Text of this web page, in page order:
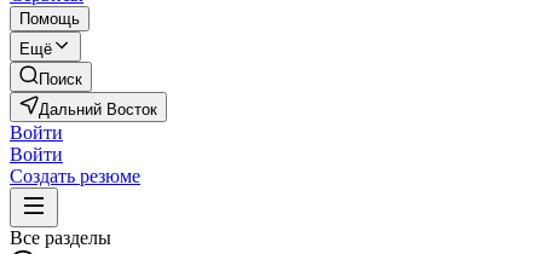
Помощь
Ещё
Поиск
Дальний Восток
Войти
Войти
Создать резюме
Все разделы